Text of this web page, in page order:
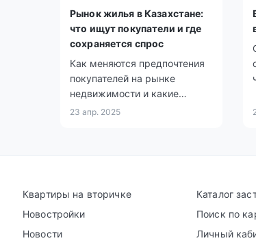
Рынок жилья в Казахстане:
что ищут покупатели и где
сохраняется спрос
Как меняются предпочтения
покупателей на рынке
недвижимости и какие
районы остаются в фокусе
23 апр. 2025
Квартиры на вторичке
Новостройки
Новости
Каталог
Поиск по
Личный